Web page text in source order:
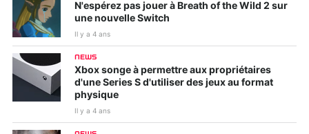
N'espérez pas jouer à Breath of the Wild 2 sur
une nouvelle Switch
Il y a 4 ans
NEWS
Xbox songe à permettre aux propriétaires
d'une Series S d'utiliser des jeux au format
physique
Il y a 4 ans